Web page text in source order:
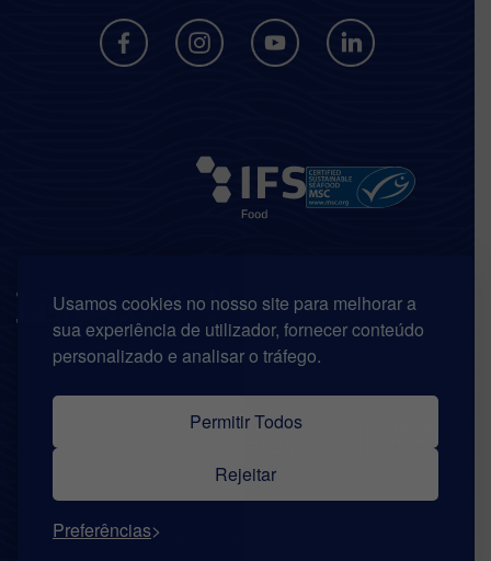
Usamos cookies no nosso site para melhorar a
sua experiência de utilizador, fornecer conteúdo
personalizado e analisar o tráfego.
Permitir Todos
Rejeitar
Preferências
© Copyright 2026 | Riberalves. Todos os direitos reservados.